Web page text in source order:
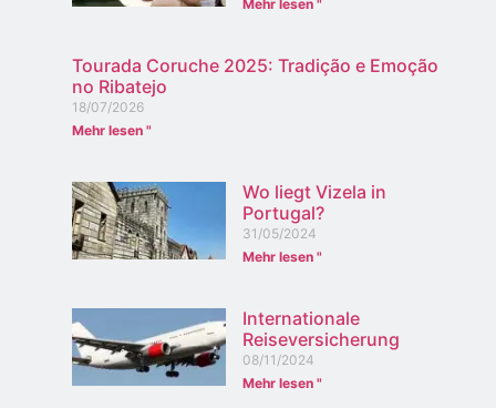
Mehr lesen "
Tourada Coruche 2025: Tradição e Emoção
no Ribatejo
18/07/2026
Mehr lesen "
Wo liegt Vizela in
Portugal?
31/05/2024
Mehr lesen "
Internationale
Reiseversicherung
08/11/2024
Mehr lesen "